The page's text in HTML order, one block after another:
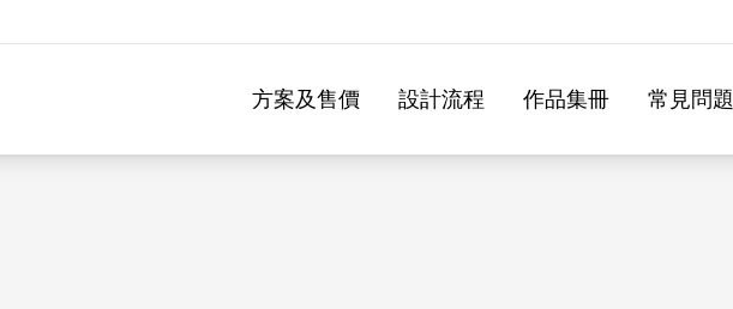
方案及售價 設計流程 作品集冊 常見問題